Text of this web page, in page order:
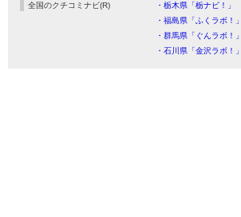
全国のクチコミナビ(R) ・栃木県「栃ナビ！」
・福島県「ふくラボ！」
・群馬県「ぐんラボ！」
・石川県「金沢ラボ！」